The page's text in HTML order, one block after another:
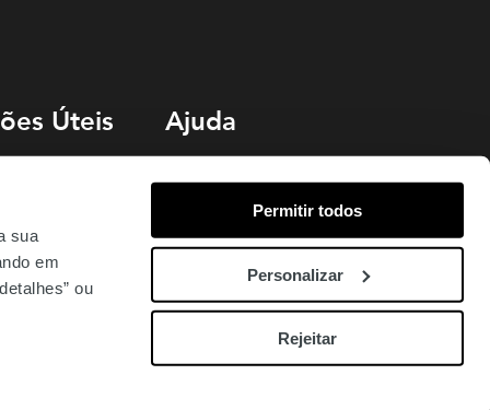
sua
em
ou
Permitir todos
Personalizar
Rejeitar
Úteis Ajuda
Livro de Reclamações
Termos e Condições
Política de Cookies